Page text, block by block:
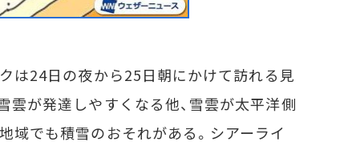
は24日の夜から25日朝にかけて訪れる見
雲が発達しやすくなる他、雪雲が太平洋側
域でも積雪のおそれがある。シアーライ